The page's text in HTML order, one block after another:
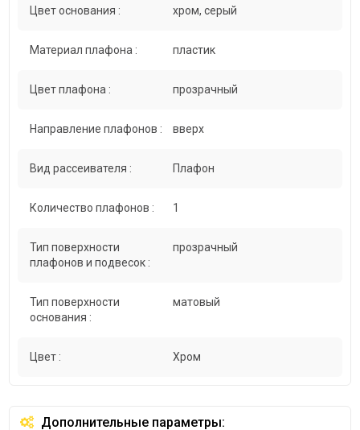
Цвет основания : хром, серый
Материал плафона : пластик
Цвет плафона : прозрачный
Направление плафонов : вверх
Вид рассеивателя : Плафон
Количество плафонов : 1
Тип поверхности
плафонов и подвесок :
прозрачный
Тип поверхности
основания :
матовый
Цвет : Хром
Дополнительные параметры: